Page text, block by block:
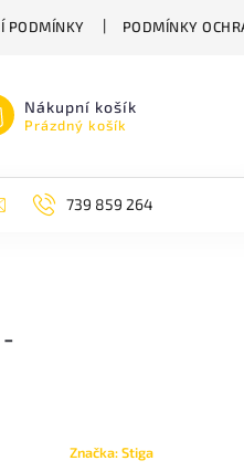
PODMÍNKY PODMÍNKY
Nákupní košík
Prázdný košík
ZAHRADNÍ NÁŘADÍ STIGA
739 859 264
-
Značka:Stiga